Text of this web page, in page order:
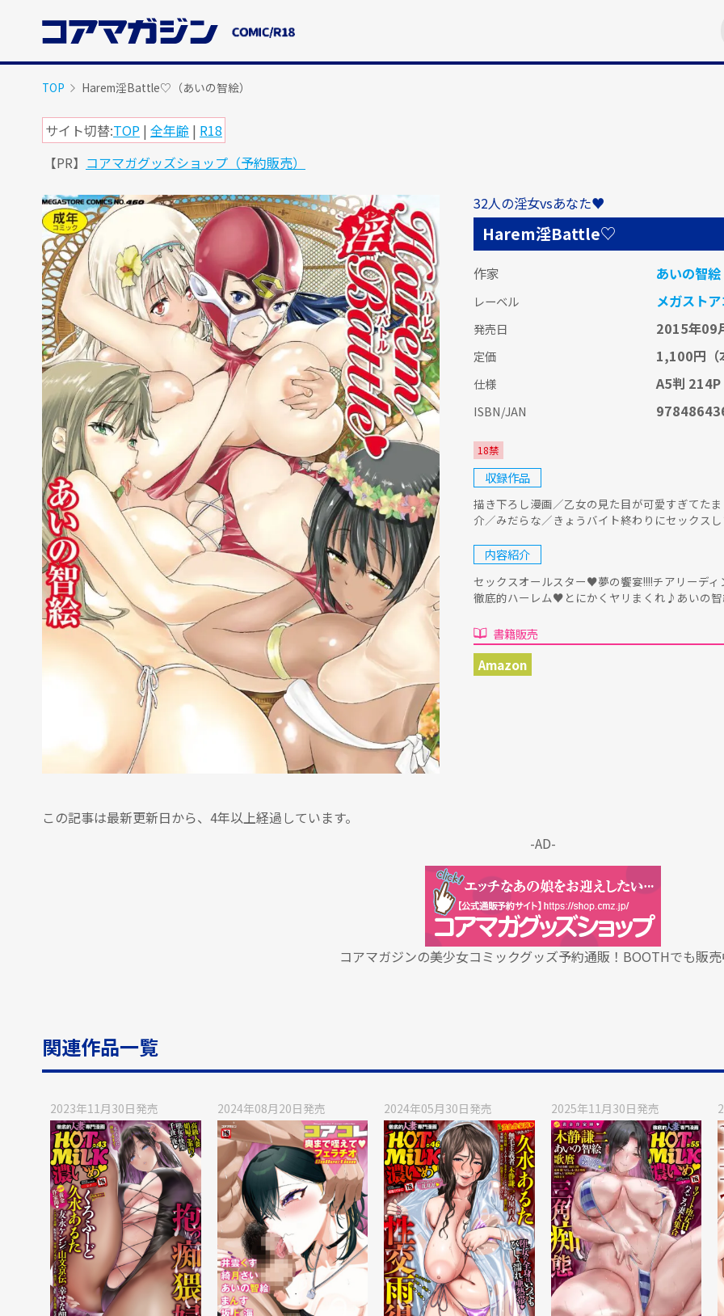
コ
TOP Harem淫Battle♡（あいの智絵）
サイト切替:TOP | 全年齢 | R18
【PR】 コアマガグッズショップ（予約販売）
32人の淫女vsあなた♥
Harem淫Battle♡
作家 あいの智絵
レーベル メガスト
発売日 2015年09
定価 1,100円
仕様 A5判 214P
ISBN/JAN
18禁
収録作品
描き下ろし漫画／乙女の見た目が可愛すぎてた
介／みだらな／きょうバイト終わりにセックス
内容紹介
セックスオールスター♥夢の饗宴!!!!チアリーデ
徹底的ハーレム♥とにかくヤリまくれ♪あいの智
書籍販売
Amazon
この記事は最新更新日から、4年以上経過しています。
-AD-
コアマガジンの美少女コミックグッズ予約通販！BOOTHでも販
関連作品一覧
2023年11月30日発売 2024年08月20日発売 2024年05月30日発売 2025年11月30日発売